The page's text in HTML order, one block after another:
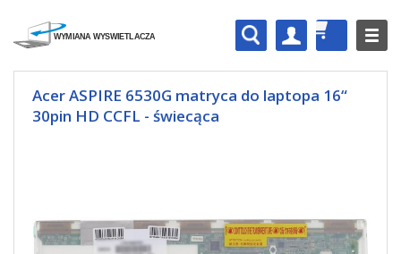
Acer ASPIRE 6530G matryca do laptopa 16“
30pin HD CCFL - świecąca